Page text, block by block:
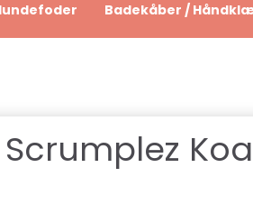
Badekåber /
Scrumplez